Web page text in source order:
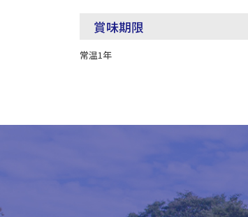
賞味期限
常温1年